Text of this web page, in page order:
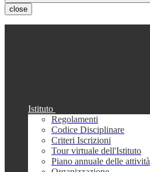
close
Istituto
Regolamenti
Codice Disciplinare
Criteri Iscrizioni
Tour virtuale dell'Istituto
Piano annuale delle attività